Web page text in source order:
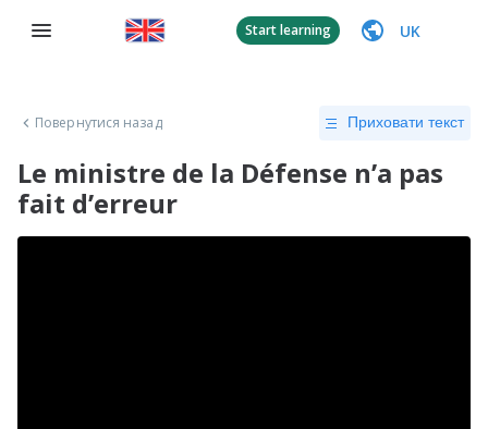
Start learning UK
Повернутися назад Приховати текст
Le ministre de la Défense n’a pas
fait d’erreur